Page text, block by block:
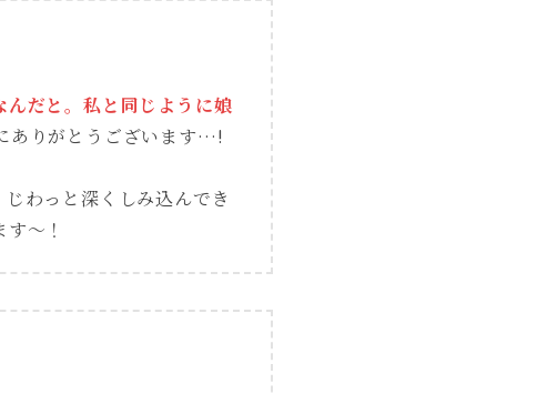
んだと。私と同じように娘
ありがとうございます…!
わっと深くしみ込んでき
〜！